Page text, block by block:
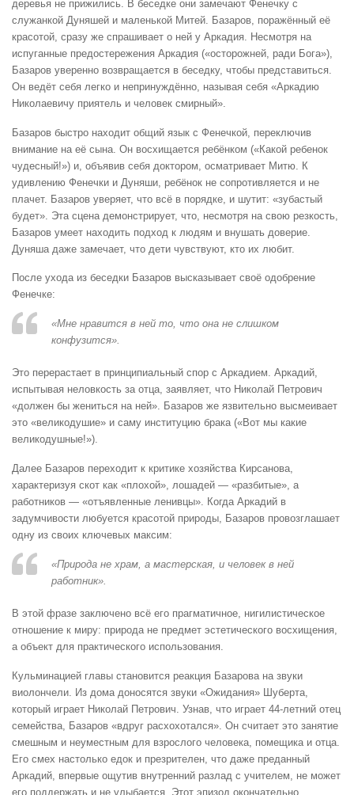
деревья не прижились. В беседке они замечают Фенечку с
служанкой Дуняшей и маленькой Митей. Базаров, поражённый её
красотой, сразу же спрашивает о ней у Аркадия. Несмотря на
испуганные предостережения Аркадия («осторожней, ради Бога»),
Базаров уверенно возвращается в беседку, чтобы представиться.
Он ведёт себя легко и непринуждённо, называя себя «Аркадию
Николаевичу приятель и человек смирный».
Базаров быстро находит общий язык с Фенечкой, переключив
внимание на её сына. Он восхищается ребёнком («Какой ребенок
чудесный!») и, объявив себя доктором, осматривает Митю. К
удивлению Фенечки и Дуняши, ребёнок не сопротивляется и не
плачет. Базаров уверяет, что всё в порядке, и шутит: «зубастый
будет». Эта сцена демонстрирует, что, несмотря на свою резкость,
Базаров умеет находить подход к людям и внушать доверие.
Дуняша даже замечает, что дети чувствуют, кто их любит.
После ухода из беседки Базаров высказывает своё одобрение
Фенечке:
«Мне нравится в ней то, что она не слишком
конфузится».
Это перерастает в принципиальный спор с Аркадием. Аркадий,
испытывая неловкость за отца, заявляет, что Николай Петрович
«должен бы жениться на ней». Базаров же язвительно высмеивает
это «великодушие» и саму институцию брака («Вот мы какие
великодушные!»).
Далее Базаров переходит к критике хозяйства Кирсанова,
характеризуя скот как «плохой», лошадей — «разбитые», а
работников — «отъявленные ленивцы». Когда Аркадий в
задумчивости любуется красотой природы, Базаров провозглашает
одну из своих ключевых максим:
«Природа не храм, а мастерская, и человек в ней
работник».
В этой фразе заключено всё его прагматичное, нигилистическое
отношение к миру: природа не предмет эстетического восхищения,
а объект для практического использования.
Кульминацией главы становится реакция Базарова на звуки
виолончели. Из дома доносятся звуки «Ожидания» Шуберта,
который играет Николай Петрович. Узнав, что играет 44-летний отец
семейства, Базаров «вдруг расхохотался». Он считает это занятие
смешным и неуместным для взрослого человека, помещика и отца.
Его смех настолько едок и презрителен, что даже преданный
Аркадий, впервые ощутив внутренний разлад с учителем, не может
его поддержать и не улыбается. Этот эпизод окончательно